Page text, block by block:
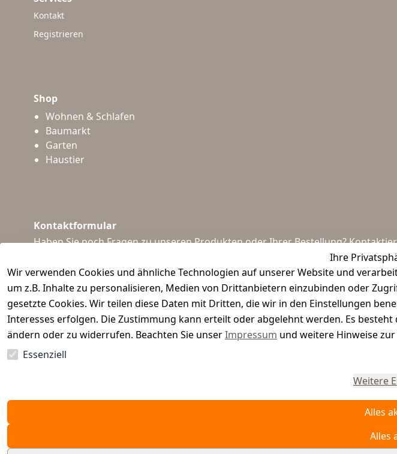
Ihre
Wir verwenden Cookies und ähnliche Technologien auf unserer Website und
um z.B. Inhalte zu personalisieren, Medien von Drittanbietern einzubinden oder
gesetzte Cookies. Wir teilen diese Daten mit Dritten, die wir in den Einstellungen
Interesses erfolgen. Die Zustimmung kann erteilt oder abgelehnt werden. Es
ändern oder zu widerrufen. Beachten Sie unserImpressum und weitere Hinweise
Essenziell
Weitere
Alles
Alles
Kontakt
Registrieren
Shop
Wohnen & Schlafen
Baumarkt
Garten
Haustier
Kontaktformular
Haben Sie noch Fragen zu unseren Produkten oder Ihrer Bestellung?
support@waidmeister.de